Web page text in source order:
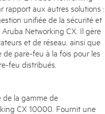
rapport aux autres solutions :
unifiée de la sécurité et
Networking CX. Il gère
et de réseau, ainsi que
pare-feu à la fois pour les
feu distribués.
de la gamme de
CX 10000. Fournit une